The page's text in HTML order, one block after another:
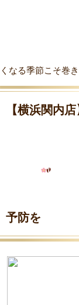
くなる季節こそ巻
【横浜関内
予防を